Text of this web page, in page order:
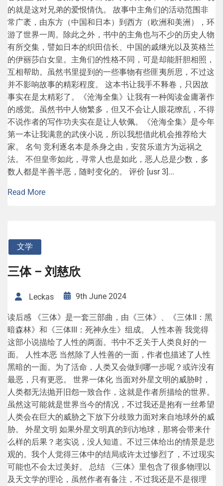
谷缜直到第一卷第九章才出现。简单来说，《沧海全集》说
的就是这对兄弟的爱恨情仇。 故事中主角们的活动范围非
常广袤，由东方（中国和日本）到西方（欧洲和美洲），环
游了世界一周。除此之外，书中的主角也与不少的历史人物
有所交集，譬如日本的织田信长、中国的戚继光以及英格兰
的伊丽莎白女皇。主角们的性格不同，可是却能肝胆相照，
互相帮助。虽然书里提到的一些事物有些匪夷所思，不过这
并不影响故事的精彩程度。 这本书让我手不释卷，只因故
事实在是太精彩了。《沧海全集》让我有一种阅读金庸著作
的感觉。虽然书中人物繁多，但又不会让人眼花缭乱，不得
不说作者的写作功夫实在是让人钦佩。《沧海全集》是今年
第一本让我满意的武侠小说，所以我想借此机会推荐给大
家。 名句 竞利逐名本是杀身之由，安贫乐道方为远祸之
法。 不但皇帝如此，寻常人也是如此，恶人总是少数，多
读后感 《三体》是一套三部曲，由《三体》、《三体II：黑
暗森林》和《三体III：死神永生》组成。 人性本善 我觉得
这部小说描绘了人性的两面。书中不乏关于人类良好的一
面。 人性本恶 当然除了人性善的一面，作者也描述了人性
黑暗的一面。为了活命，人类又会做到哪一步呢？或许没有
最恶，只有更恶。 世界一体化 当面对外星文明的威胁时，
人类都无法抛开旧怨一致合作，这就是作者所描绘的世界。
虽然这可能就是世界当今的情况，不过我还是抱有一丝希望
人类会在巨大的威胁之下放下分歧致力面对来自地球外的威
胁。 外星文明 如果外星文明真的到访地球，那将会带来什
么样的后果？老实说，没人知道。不过三体给出的情景是悲
观的。我个人觉得三体中的结局或许太过惨烈了，不过现实
可能也不会太过美好。 总结 《三体》里包含了很多物理以